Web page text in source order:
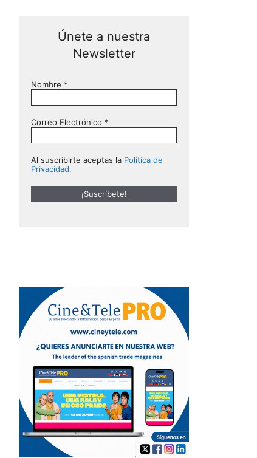
Únete a nuestra
Newsletter
Nombre *
Correo Electrónico *
Al suscribirte aceptas la Política de
Privacidad.